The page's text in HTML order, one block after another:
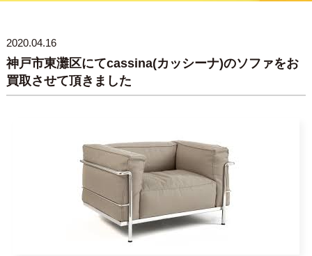
2020.04.16
神戸市東灘区にてcassina(カッシーナ)のソファをお
買取させて頂きました